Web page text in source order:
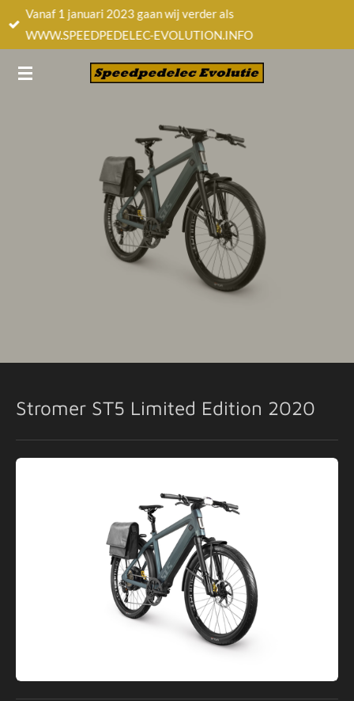
Ga
direct
de
Vanaf 1 januari 2023 gaan wij verder als
WWW.SPEEDPEDELEC-EVOLUTION.INFO
Stromer ST5 Limited Edition 2020